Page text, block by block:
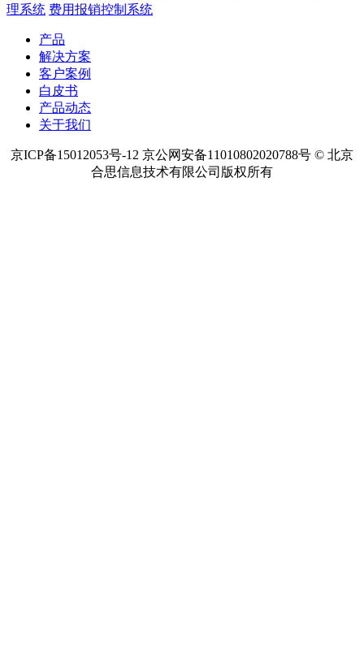
理系统 费用报销控制系统
产品
解决方案
客户案例
白皮书
产品动态
关于我们
京ICP备15012053号-12 京公网安备11010802020788号 © 北京
合思信息技术有限公司版权所有